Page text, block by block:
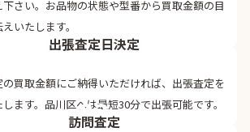
下さい。お品物の状態や型番から買取金額の目
いたします。
02
出張査定日決定
買取金額にご納得いただければ、出張査定を
ます。品川区へは最短30分で出張可能です。
03
訪問査定